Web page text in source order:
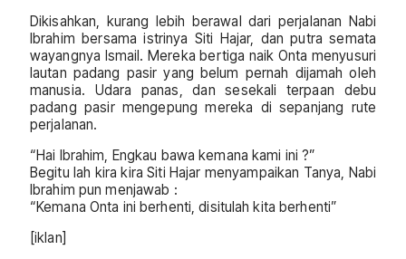
Dikisahkan, kurang lebih berawal dari perjalanan Nabi
Ibrahim bersama istrinya Siti Hajar, dan putra semata
wayangnya Ismail. Mereka bertiga naik Onta menyusuri
lautan padang pasir yang belum pernah dijamah oleh
manusia. Udara panas, dan sesekali terpaan debu
padang pasir mengepung mereka di sepanjang rute
perjalanan.
“Hai Ibrahim, Engkau bawa kemana kami ini ?”
Begitu lah kira kira Siti Hajar menyampaikan Tanya, Nabi
Ibrahim pun menjawab :
“Kemana Onta ini berhenti, disitulah kita berhenti”
[iklan]